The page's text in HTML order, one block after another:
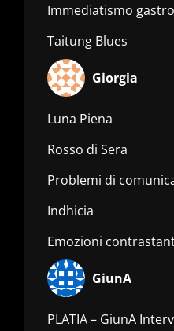
Immediatismo
Taitung Blues
Giorgia
Luna Piena
Rosso di Sera
Problemi di
Indhicia
Emozioni
GiunA
PLATIA – GiunA